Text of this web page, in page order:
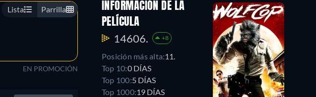
Lista Parrilla
EN PROMOCIÓN
INFORMACIÓN DE LA
PELÍCULA
14606. +8
Posición más alta:11.
Top 10:0 DÍAS
Top 100:5 DÍAS
Top 1000:19 DÍAS